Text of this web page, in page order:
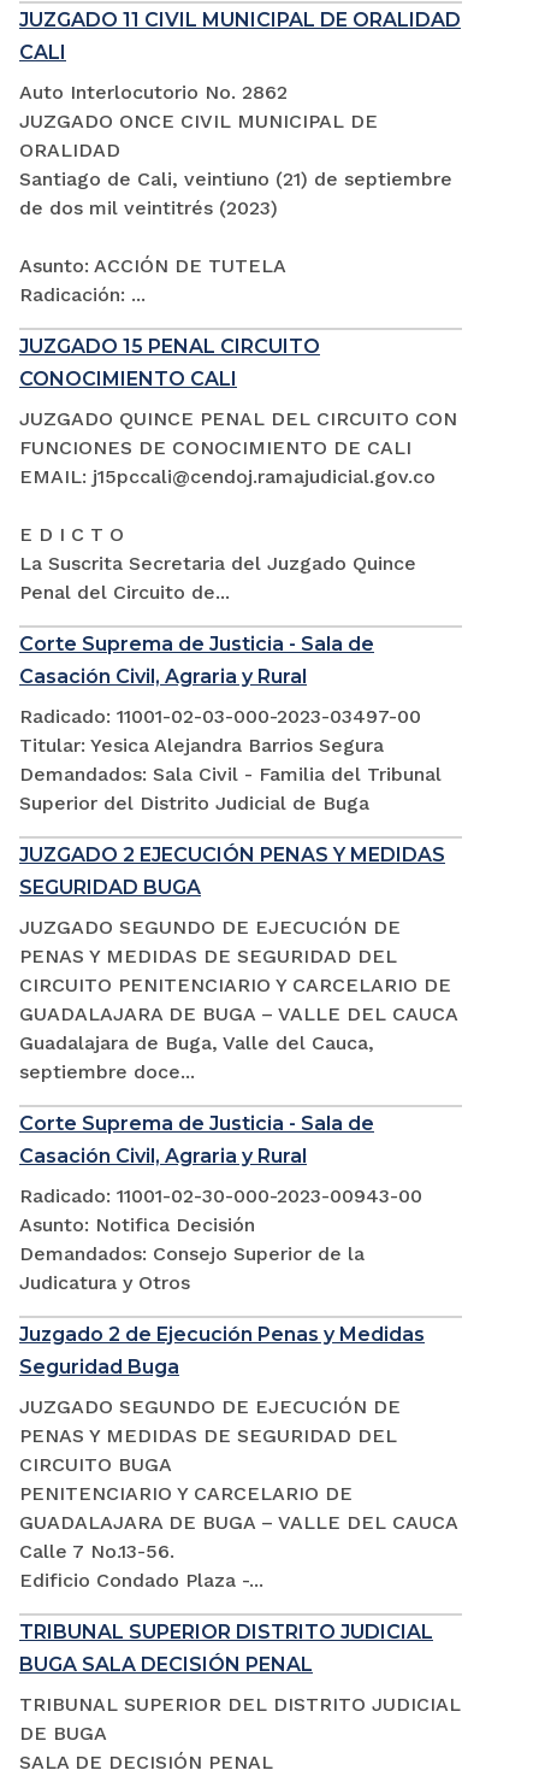
JUZGADO 11 CIVIL MUNICIPAL DE ORALIDAD
CALI
Auto Interlocutorio No. 2862
JUZGADO ONCE CIVIL MUNICIPAL DE
ORALIDAD
Santiago de Cali, veintiuno (21) de septiembre
de dos mil veintitrés (2023)
Asunto: ACCIÓN DE TUTELA
Radicación: ...
JUZGADO 15 PENAL CIRCUITO
CONOCIMIENTO CALI
JUZGADO QUINCE PENAL DEL CIRCUITO CON
FUNCIONES DE CONOCIMIENTO DE CALI
EMAIL: j15pccali@cendoj.ramajudicial.gov.co
E D I C T O
La Suscrita Secretaria del Juzgado Quince
Penal del Circuito de...
Corte Suprema de Justicia - Sala de
Casación Civil, Agraria y Rural
Radicado: 11001-02-03-000-2023-03497-00
Titular: Yesica Alejandra Barrios Segura
Demandados: Sala Civil - Familia del Tribunal
Superior del Distrito Judicial de Buga
JUZGADO 2 EJECUCIÓN PENAS Y MEDIDAS
SEGURIDAD BUGA
JUZGADO SEGUNDO DE EJECUCIÓN DE
PENAS Y MEDIDAS DE SEGURIDAD DEL
CIRCUITO PENITENCIARIO Y CARCELARIO DE
GUADALAJARA DE BUGA – VALLE DEL CAUCA
Guadalajara de Buga, Valle del Cauca,
septiembre doce...
Corte Suprema de Justicia - Sala de
Casación Civil, Agraria y Rural
Radicado: 11001-02-30-000-2023-00943-00
Asunto: Notifica Decisión
Demandados: Consejo Superior de la
Judicatura y Otros
Juzgado 2 de Ejecución Penas y Medidas
Seguridad Buga
JUZGADO SEGUNDO DE EJECUCIÓN DE
PENAS Y MEDIDAS DE SEGURIDAD DEL
CIRCUITO BUGA
PENITENCIARIO Y CARCELARIO DE
GUADALAJARA DE BUGA – VALLE DEL CAUCA
Calle 7 No.13-56.
Edificio Condado Plaza -...
TRIBUNAL SUPERIOR DISTRITO JUDICIAL
BUGA SALA DECISIÓN PENAL
TRIBUNAL SUPERIOR DEL DISTRITO JUDICIAL
DE BUGA
SALA DE DECISIÓN PENAL